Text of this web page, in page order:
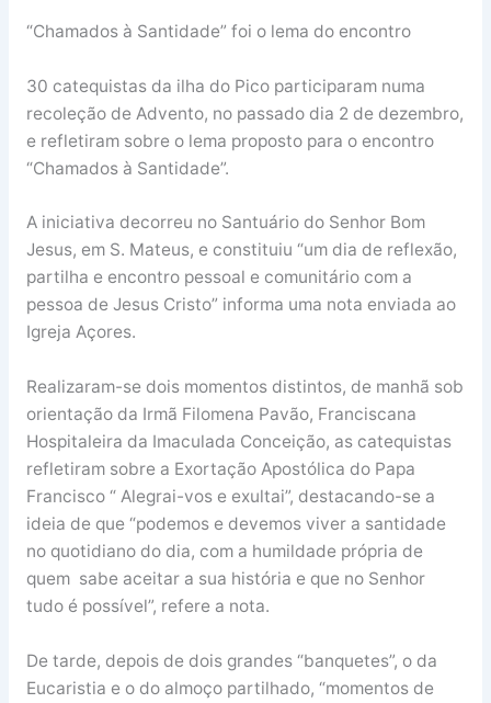
“Chamados à Santidade” foi o lema do encontro
30 catequistas da ilha do Pico participaram numa
recoleção de Advento, no passado dia 2 de dezembro,
e refletiram sobre o lema proposto para o encontro
“Chamados à Santidade”.
A iniciativa decorreu no Santuário do Senhor Bom
Jesus, em S. Mateus, e constituiu “um dia de reflexão,
partilha e encontro pessoal e comunitário com a
pessoa de Jesus Cristo” informa uma nota enviada ao
Igreja Açores.
Realizaram-se dois momentos distintos, de manhã sob
orientação da Irmã Filomena Pavão, Franciscana
Hospitaleira da Imaculada Conceição, as catequistas
refletiram sobre a Exortação Apostólica do Papa
Francisco “ Alegrai-vos e exultai”, destacando-se a
ideia de que “podemos e devemos viver a santidade
no quotidiano do dia, com a humildade própria de
quem sabe aceitar a sua história e que no Senhor
tudo é possível”, refere a nota.
De tarde, depois de dois grandes “banquetes”, o da
Eucaristia e o do almoço partilhado, “momentos de